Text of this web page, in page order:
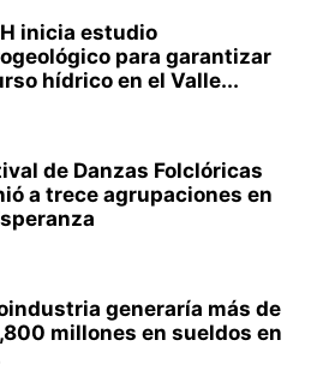
inicia estudio
para garantizar
hídrico en el Valle...
de Danzas Folclóricas
a trece agrupaciones en
generaría más de
millones en sueldos en